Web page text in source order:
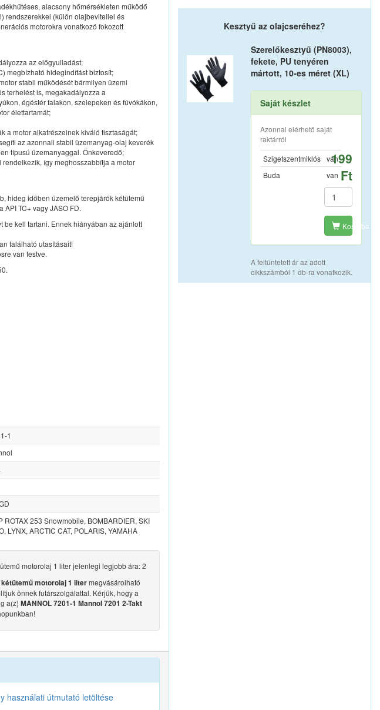
alacsony hőmérsékleten működő
rendszerekkel (külön olajbevitellel és
motorokra vonatkozó fokozott
az előgyulladást;
megbízható hidegindítást biztosít;
stabil működését bármilyen üzemi
terhelést is, megakadályozza a
égéstér falakon, szelepeken és fúvókákon,
élettartamát;
a motor alkatrészeinek kiváló tisztaságát;
az azonnali stabil üzemanyag-olaj keverék
típusú üzemanyaggal. Önkeveredő;
így meghosszabbítja a motor
hideg időben üzemelő terepjárók kétütemű
TC+ vagy JASO FD.
be kell tartani. Ennek hiányában az ajánlott
található utasításait!
van festve.
1
ROTAX 253 Snowmobile, BOMBARDIER, SKI
LYNX, ARCTIC CAT, POLARIS, YAMAHA
motorolaj 1 liter jelenlegi legjobb ára: 2
kétütemű motorolaj 1 litermegvásárolható
önnek futárszolgálattal. Kérjük, hogy a
a(z) MANNOL 7201-1 Mannol 7201 2-Takt
használati útmutató letöltése
Kesztyű az olajcseréhez?
Szerelőkesztyű (PN8003),
fekete, PU tenyéren
mártott, 10-es méret (XL)
Saját készlet
Azonnal elérhető saját
raktárról
Szigetszentmiklós
van
Buda
van
199
Ft
Kosárba
A feltüntetett ár az adott
cikkszámból 1 db-ra vonatkozik.